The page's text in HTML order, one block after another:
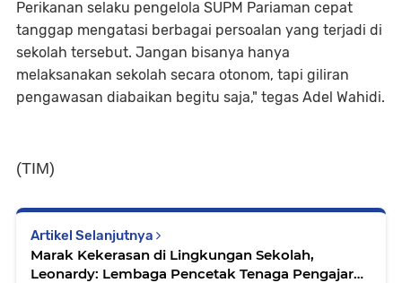
Perikanan selaku pengelola SUPM Pariaman cepat
tanggap mengatasi berbagai persoalan yang terjadi di
sekolah tersebut. Jangan bisanya hanya
melaksanakan sekolah secara otonom, tapi giliran
pengawasan diabaikan begitu saja," tegas Adel Wahidi.
(TIM)
Artikel Selanjutnya
Marak Kekerasan di Lingkungan Sekolah,
Leonardy: Lembaga Pencetak Tenaga Pengajar